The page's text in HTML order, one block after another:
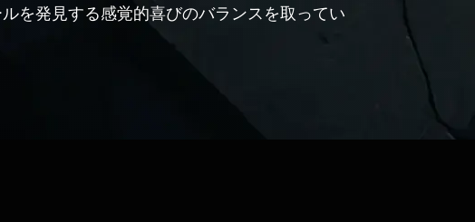
を発見する感覚的喜びのバランスを取ってい